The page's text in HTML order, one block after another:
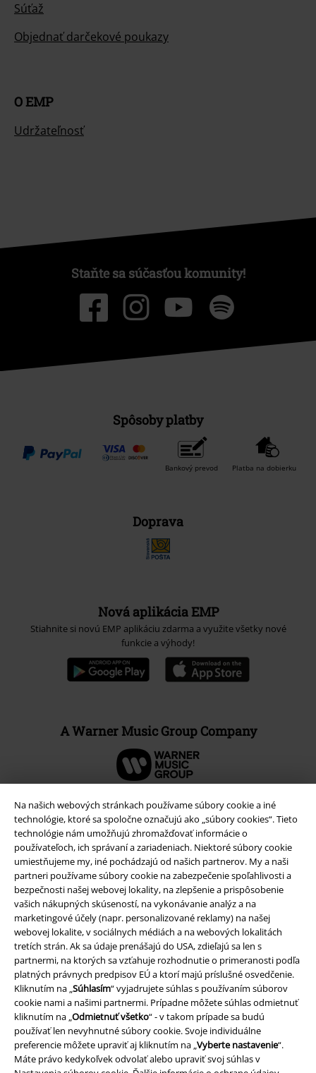
Na našich webových stránkach používame súbory cookie a iné
technológie, ktoré sa spoločne označujú ako „súbory cookies“. Tieto
technológie nám umožňujú zhromažďovať informácie o
používateľoch, ich správaní a zariadeniach. Niektoré súbory cookie
umiestňujeme my, iné pochádzajú od našich partnerov. My a naši
partneri používame súbory cookie na zabezpečenie spoľahlivosti a
bezpečnosti našej webovej lokality, na zlepšenie a prispôsobenie
vašich nákupných skúseností, na vykonávanie analýz a na
marketingové účely (napr. personalizované reklamy) na našej
webovej lokalite, v sociálnych médiách a na webových lokalitách
tretích strán. Ak sa údaje prenášajú do USA, zdieľajú sa len s
partnermi, na ktorých sa vzťahuje rozhodnutie o primeranosti podľa
platných právnych predpisov EÚ a ktorí majú príslušné osvedčenie.
Kliknutím na „Súhlasím“ vyjadrujete súhlas s používaním súborov
cookie nami a našimi partnermi. Prípadne môžete súhlas odmietnuť
kliknutím na „Odmietnuť všetko“ - v takom prípade sa budú
používať len nevyhnutné súbory cookie. Svoje individuálne
preferencie môžete upraviť aj kliknutím na „Vyberte nastavenie“.
Máte právo kedykoľvek odvolať alebo upraviť svoj súhlas v
Súťaž
Objednať darčekové poukazy
O EMP
Udržateľnosť
Staňte sa súčasťou komunity!
Spôsoby platby
Bankový prevod Platba na dobierku
Doprava
Nová aplikácia EMP
Stiahnite si novú EMP aplikáciu zdarma a využite všetky nové
funkcie a výhody!
A Warner Music Group Company
Právne informácie
Podmienky
Imprint
Ochrana osobných údajov
Likvidácia odpadu a ochrana životného prostredia